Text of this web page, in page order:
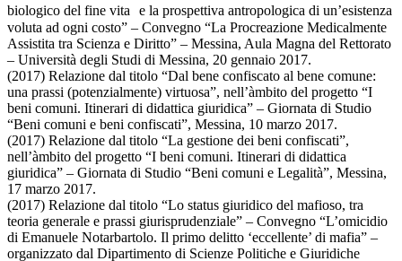
biologico del fine vita e la prospettiva antropologica di un’esistenza
voluta ad ogni costo” – Convegno “La Procreazione Medicalmente
Assistita tra Scienza e Diritto” – Messina, Aula Magna del Rettorato
– Università degli Studi di Messina, 20 gennaio 2017.
(2017) Relazione dal titolo “Dal bene confiscato al bene comune:
una prassi (potenzialmente) virtuosa”, nell’àmbito del progetto “I
beni comuni. Itinerari di didattica giuridica” – Giornata di Studio
“Beni comuni e beni confiscati”, Messina, 10 marzo 2017.
(2017) Relazione dal titolo “La gestione dei beni confiscati”,
nell’àmbito del progetto “I beni comuni. Itinerari di didattica
giuridica” – Giornata di Studio “Beni comuni e Legalità”, Messina,
17 marzo 2017.
(2017) Relazione dal titolo “Lo status giuridico del mafioso, tra
teoria generale e prassi giurisprudenziale” – Convegno “L’omicidio
di Emanuele Notarbartolo. Il primo delitto ‘eccellente’ di mafia” –
organizzato dal Dipartimento di Scienze Politiche e Giuridiche